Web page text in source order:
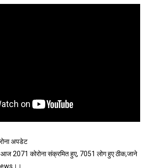
अपडेट
2071 कोरोना संक्रमित हुए, 7051 लोग हुए ठीक,जाने